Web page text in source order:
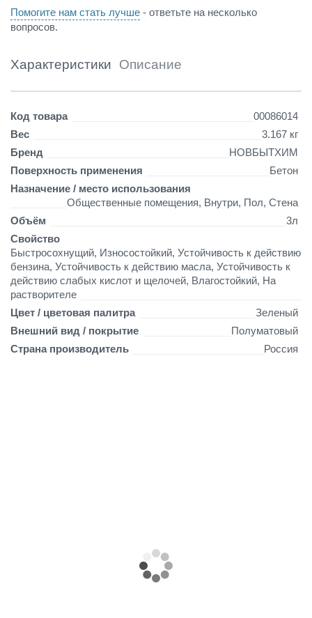
н
а
я
Помогите нам стать лучше - ответьте на несколько
вопросов.
Характеристики Описание
Детали
Код товара
00086014
Вес
3.167 кг
Бренд
НОВБЫТХИМ
Поверхность применения
Бетон
Назначение / место использования
Общественные помещения, Внутри, Пол, Стена
Объём
3л
Свойство
Быстросохнущий, Износостойкий, Устойчивость к действию
бензина, Устойчивость к действию масла, Устойчивость к
действию слабых кислот и щелочей, Влагостойкий, На
растворителе
Цвет / цветовая палитра
Зеленый
Внешний вид / покрытие
Полуматовый
Страна производитель
Россия